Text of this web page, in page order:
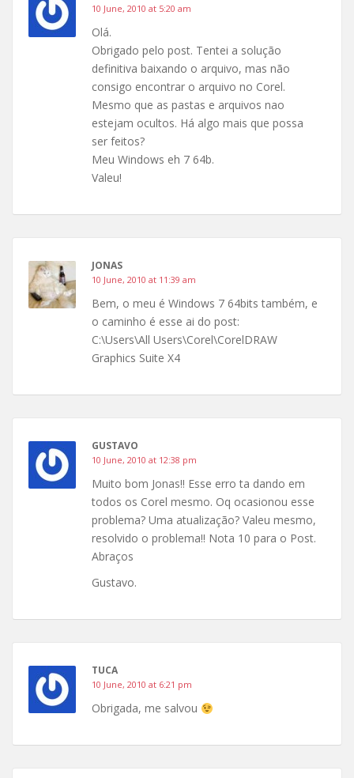
10 June, 2010 at 5:20 am
Olá.
Obrigado pelo post. Tentei a solução
definitiva baixando o arquivo, mas não
consigo encontrar o arquivo no Corel.
Mesmo que as pastas e arquivos nao
estejam ocultos. Há algo mais que possa
ser feitos?
Meu Windows eh 7 64b.
Valeu!
JONAS
10 June, 2010 at 11:39 am
Bem, o meu é Windows 7 64bits também, e
o caminho é esse ai do post:
C:\Users\All Users\Corel\CorelDRAW
Graphics Suite X4
GUSTAVO
10 June, 2010 at 12:38 pm
Muito bom Jonas!! Esse erro ta dando em
todos os Corel mesmo. Oq ocasionou esse
problema? Uma atualização? Valeu mesmo,
resolvido o problema!! Nota 10 para o Post.
Abraços
Gustavo.
TUCA
10 June, 2010 at 6:21 pm
Obrigada, me salvou